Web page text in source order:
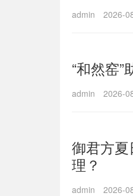
admin 2026-
“和然窑
admin 2026-
御君方
理？
admin 2026-